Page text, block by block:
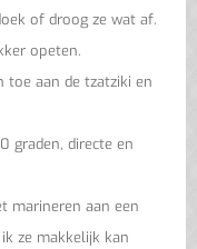
of droog ze wat af.
opeten.
toe aan de tzatziki en
graden, directe en
marineren aan een
ze makkelijk kan